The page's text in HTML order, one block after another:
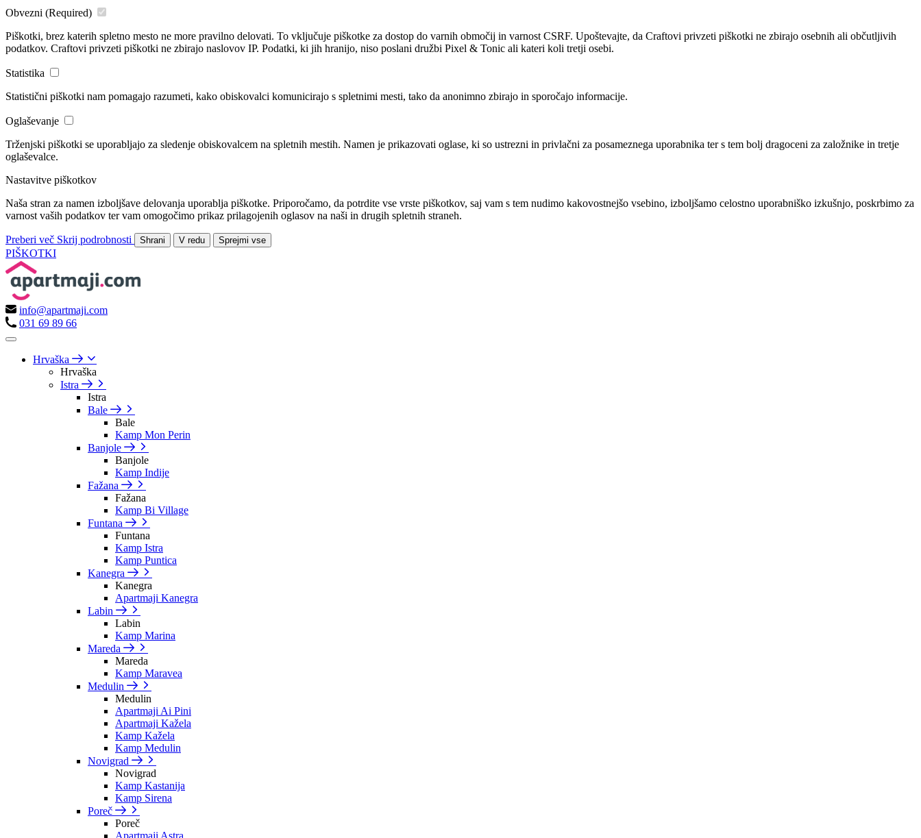
Obvezni (Required)
Piškotki, brez katerih spletno mesto ne more pravilno delovati. To vključuje piškotke za dostop do varnih območij in varnost CSRF. Upoštevajte, da Craftovi privzeti piškotki ne zbirajo osebnih ali občutljivih
podatkov. Craftovi privzeti piškotki ne zbirajo naslovov IP. Podatki, ki jih hranijo, niso poslani družbi Pixel & Tonic ali kateri koli tretji osebi.
Statistika
Statistični piškotki nam pomagajo razumeti, kako obiskovalci komunicirajo s spletnimi mesti, tako da anonimno zbirajo in sporočajo informacije.
Oglaševanje
Trženjski piškotki se uporabljajo za sledenje obiskovalcem na spletnih mestih. Namen je prikazovati oglase, ki so ustrezni in privlačni za posameznega uporabnika ter s tem bolj dragoceni za založnike in tretje
oglaševalce.
Nastavitve piškotkov
Naša stran za namen izboljšave delovanja uporablja piškotke. Priporočamo, da potrdite vse vrste piškotkov, saj vam s tem nudimo kakovostnejšo vsebino, izboljšamo celostno uporabniško izkušnjo, poskrbimo za
varnost vaših podatkov ter vam omogočimo prikaz prilagojenih oglasov na naši in drugih spletnih straneh.
Preberi več Skrij podrobnosti Shrani V redu Sprejmi vse
PIŠKOTKI
info@apartmaji.com
031 69 89 66
Hrvaška
Hrvaška
Istra
Istra
Bale
Bale
Kamp Mon Perin
Banjole
Banjole
Kamp Indije
Fažana
Fažana
Kamp Bi Village
Funtana
Funtana
Kamp Istra
Kamp Puntica
Kanegra
Kanegra
Apartmaji Kanegra
Labin
Labin
Kamp Marina
Mareda
Mareda
Kamp Maravea
Medulin
Medulin
Apartmaji Ai Pini
Apartmaji Kažela
Kamp Kažela
Kamp Medulin
Novigrad
Novigrad
Kamp Kastanija
Kamp Sirena
Poreč
Poreč